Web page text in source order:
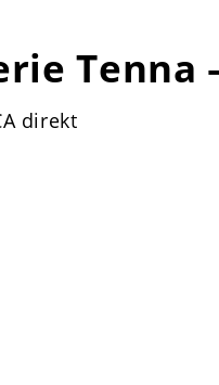
Tenna
direkt